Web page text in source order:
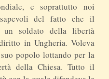
e soprattutto noi
del fatto che il
un soldato della libertà
in Ungheria. Voleva
popolo lottando per la
della Chiesa. Tutto il